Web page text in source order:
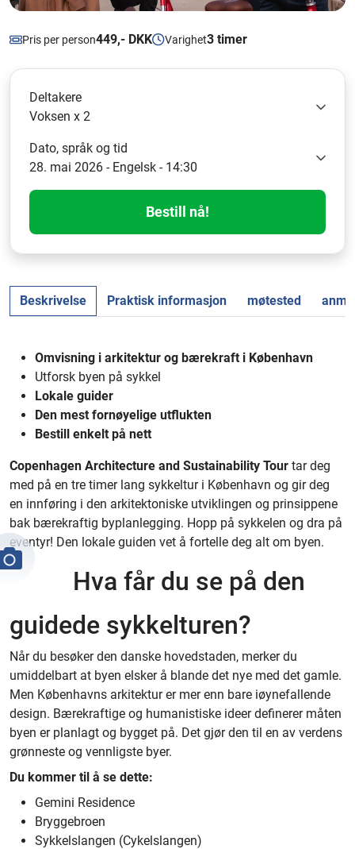
Pris per person449,- DKK Varighet3 timer
Deltakere
Voksen x 2
Dato, språk og tid
28. mai 2026 - Engelsk - 14:30
Bestill nå!
Beskrivelse Praktisk informasjon møtested
Omvisning i arkitektur og bærekraft i København
Utforsk byen på sykkel
Lokale guider
Den mest fornøyelige utflukten
Bestill enkelt på nett
Copenhagen Architecture and Sustainability Tour tar deg
med på en tre timer lang sykkeltur i København og gir deg
en innføring i den arkitektoniske utviklingen og prinsippene
bak bærekraftig byplanlegging. Hopp på sykkelen og dra på
eventyr! Den lokale guiden vet å fortelle deg alt om byen.
Hva får du se på den
guidede sykkelturen?
Når du besøker den danske hovedstaden, merker du
umiddelbart at byen elsker å blande det nye med det gamle.
Men Københavns arkitektur er mer enn bare iøynefallende
design. Bærekraftige og humanistiske ideer definerer måten
byen er planlagt og bygget på. Det gjør den til en av verdens
grønneste og vennligste byer.
Du kommer til å se dette:
Gemini Residence
Bryggebroen
Sykkelslangen (Cykelslangen)